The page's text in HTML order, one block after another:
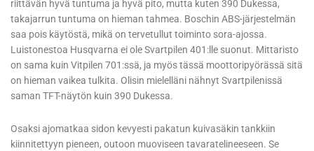
riittävän hyvä tuntuma ja hyvä pito, mutta kuten 390 Dukessa,
takajarrun tuntuma on hieman tahmea. Boschin ABS-järjestelmän
saa pois käytöstä, mikä on tervetullut toiminto sora-ajossa.
Luistonestoa Husqvarna ei ole Svartpilen 401:lle suonut. Mittaristo
on sama kuin Vitpilen 701:ssä, ja myös tässä moottoripyörässä sitä
on hieman vaikea tulkita. Olisin mielelläni nähnyt Svartpilenissä
saman TFT-näytön kuin 390 Dukessa.
Osaksi ajomatkaa sidon kevyesti pakatun kuivasäkin tankkiin
kiinnitettyyn pieneen, outoon muoviseen tavaratelineeseen. Se